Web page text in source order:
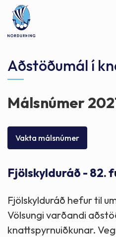
Leita
Aðstöðumál í
Málsnúmer
Vakta málsnúmer
Fjölskylduráð - 82.
Fjölskylduráð hefur til
Völsungi varðandi
knattspyrnuiðkunar.